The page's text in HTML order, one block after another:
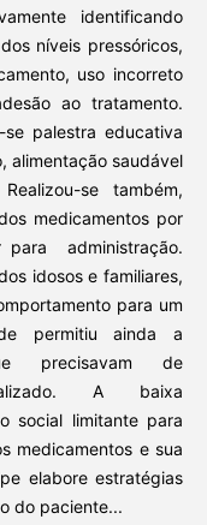
identificando
níveis pressóricos,
uso incorreto
ao tratamento.
palestra educativa
alimentação saudável
se também,
medicamentos por
para administração.
idosos e familiares,
para um
permitiu ainda a
precisavam de
A baixa
social limitante para
medicamentos e sua
elabore estratégias
do paciente...